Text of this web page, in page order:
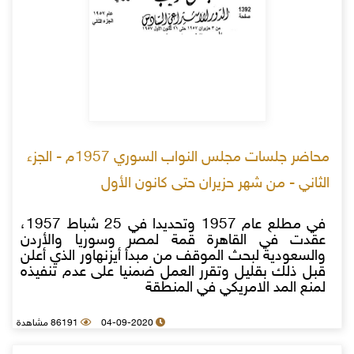
محاضر جلسات مجلس النواب السوري 1957م - الجزء
الثاني - من شهر حزيران حتى كانون الأول
في مطلع عام 1957 وتحديدا في 25 شباط 1957،
عقدت في القاهرة قمة لمصر وسوريا والأردن
والسعودية لبحث الموقف من مبدأ أيزنهاور الذي أعلن
قبل ذلك بقليل وتقرر العمل ضمنيا على عدم تنفيذه
لمنع المد الامريكي في المنطقة
04-09-2020 86191 مشاهدة